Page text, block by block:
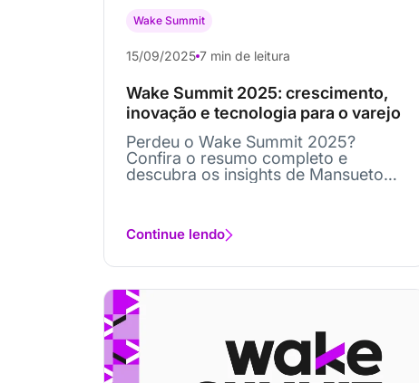
Wake Summit
15/09/2025 7 min de leitura
Wake Summit 2025: crescimento,
inovação e tecnologia para o varejo
Perdeu o Wake Summit 2025?
Confira o resumo completo e
descubra os insights de Mansueto
Continue lendo